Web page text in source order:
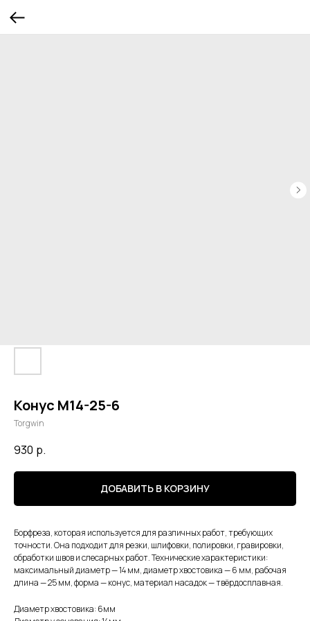
Конус М14-25-6
Torgwin
930 р.
ДОБАВИТЬ В КОРЗИНУ
Борфреза, которая используется для различных работ, требующих
точности. Она подходит для резки, шлифовки, полировки, гравировки,
обработки швов и слесарных работ. Технические характеристики:
максимальный диаметр — 14 мм, диаметр хвостовика — 6 мм, рабочая
длина — 25 мм, форма — конус, материал насадок — твёрдосплавная.
Диаметр хвостовика: 6мм